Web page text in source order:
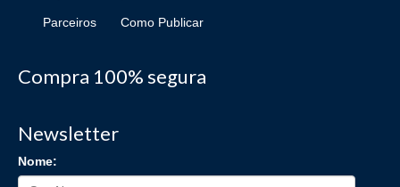
Parceiros Como Publicar
Compra 100% segura
Newsletter
Nome: